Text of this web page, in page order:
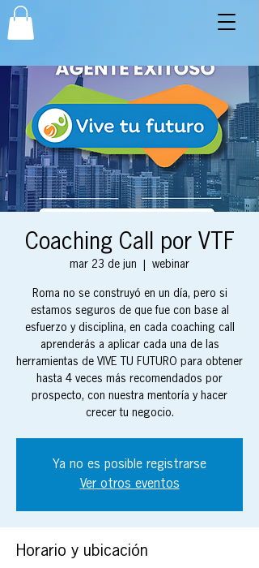
Coaching Call por VTF
mar 23 de jun webinar
Roma no se construyó en un día, pero si
estamos seguros de que fue con base al
esfuerzo y disciplina, en cada coaching call
aprenderás a aplicar cada una de las
herramientas de VIVE TU FUTURO para obtener
hasta 4 veces más recomendados por
prospecto, con nuestra mentoría y hacer
crecer tu negocio.
Ya no es posible registrarse
Ver otros eventos
Horario y ubicación